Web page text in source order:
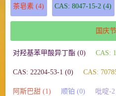
茶皂素 (4) CAS: 8047-15-2 (4)
国庆节
对羟基苯甲酸异丁酯 (0) CAS:
CAS: 22204-53-1 (0) CAS:
阿斯巴甜 (1) 顺铂 (0) 吡啶-